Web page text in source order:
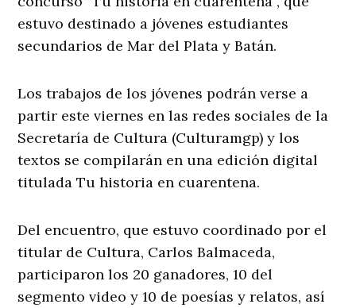
estuvo destinado a jóvenes estudiantes
secundarios de Mar del Plata y Batán.
Los trabajos de los jóvenes podrán verse a
partir este viernes en las redes sociales de la
Secretaría de Cultura (Culturamgp) y los
textos se compilarán en una edición digital
titulada Tu historia en cuarentena.
Del encuentro, que estuvo coordinado por el
titular de Cultura, Carlos Balmaceda,
participaron los 20 ganadores, 10 del
segmento video y 10 de poesías y relatos, así